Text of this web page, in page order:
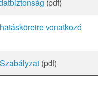
(pdf)
vonatkozó
(pdf)